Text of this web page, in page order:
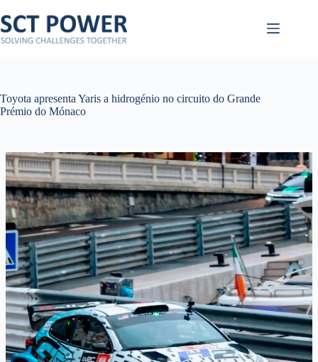
para
o
conteúdo
Toyota apresenta Yaris a hidrogénio no circuito do Grande
Prémio do Mónaco